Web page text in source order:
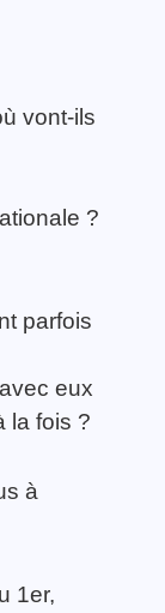
vont-ils
?
parfois
eux
la fois ?
à
1er,